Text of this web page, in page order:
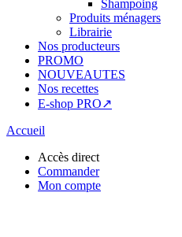
Shampoing
Produits ménagers
Librairie
Nos producteurs
PROMO
NOUVEAUTES
Nos recettes
E-shop PRO↗
Accueil
Accès direct
Commander
Mon compte